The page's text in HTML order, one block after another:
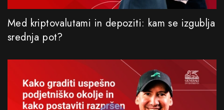
Med kriptovalutami in depoziti: kam se izgublja
srednja pot?